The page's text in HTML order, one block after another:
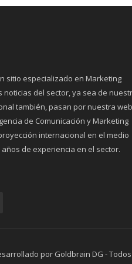
sitio especializado en Marketing
noticias del sector, ya sea de
también, pasan por nuestra
de Comunicación y Marketing
internacional en el medio
años de experiencia en el sector.
por Goldbrain DG -